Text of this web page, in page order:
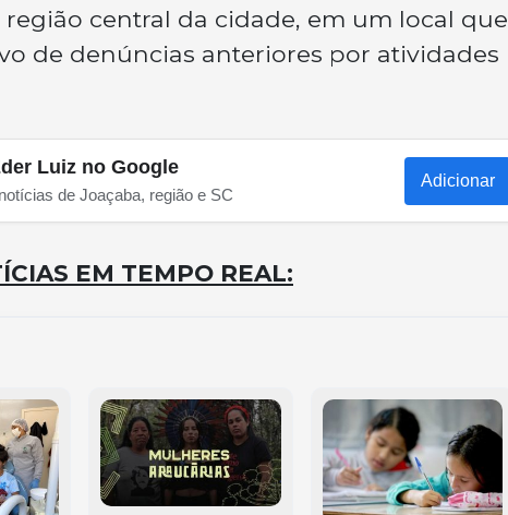
central da cidade, em um local que
de denúncias anteriores por atividades
Luiz no Google
de Joaçaba, região e SC
Adicionar
EM TEMPO REAL: